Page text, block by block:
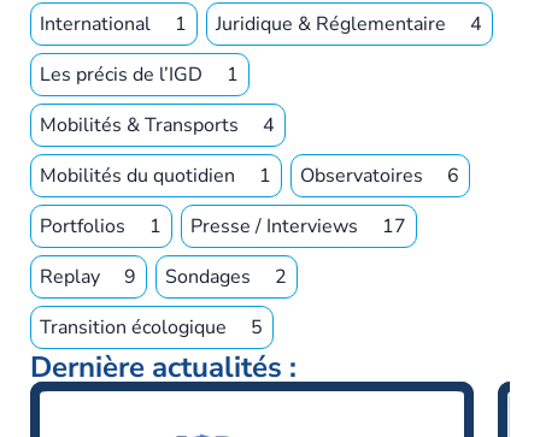
International
1 Juridique & Réglementaire
4
Les précis de l’IGD
1
Mobilités & Transports
4
Mobilités du quotidien
1 Observatoires
6
Portfolios
1 Presse / Interviews
17
Replay
9 Sondages
2
Transition écologique
5
Dernière actualités :